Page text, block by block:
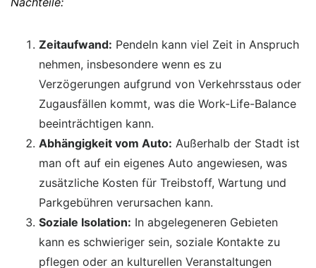
Zeitaufwand: Pendeln kann viel Zeit in Anspruch
nehmen, insbesondere wenn es zu
Verzögerungen aufgrund von Verkehrsstaus oder
Zugausfällen kommt, was die Work-Life-Balance
beeinträchtigen kann.
Abhängigkeit vom Auto: Außerhalb der Stadt ist
man oft auf ein eigenes Auto angewiesen, was
zusätzliche Kosten für Treibstoff, Wartung und
Parkgebühren verursachen kann.
Soziale Isolation: In abgelegeneren Gebieten
kann es schwieriger sein, soziale Kontakte zu
pflegen oder an kulturellen Veranstaltungen